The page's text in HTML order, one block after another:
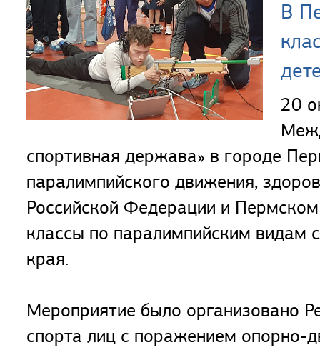
В
20
спортивная держава» в городе
паралимпийского движения,
Российской Федерации и
классы по паралимпийским видам
края.
Мероприятие было организовано
спорта лиц с поражением опорно-